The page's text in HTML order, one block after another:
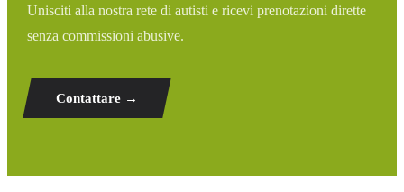
Unisciti alla nostra rete di autisti e ricevi prenotazioni dirette
senza commissioni abusive.
Contattare →